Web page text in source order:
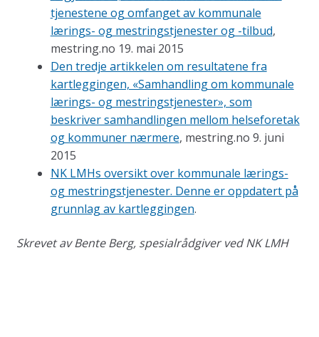
tjenestene og omfanget av kommunale
lærings- og mestringstjenester og -tilbud,
mestring.no 19. mai 2015
Den tredje artikkelen om resultatene fra
kartleggingen, «Samhandling om kommunale
lærings- og mestringstjenester», som
beskriver samhandlingen mellom helseforetak
og kommuner nærmere, mestring.no 9. juni
2015
NK LMHs oversikt over kommunale lærings-
og mestringstjenester. Denne er oppdatert på
grunnlag av kartleggingen.
Skrevet av Bente Berg, spesialrådgiver ved NK LMH